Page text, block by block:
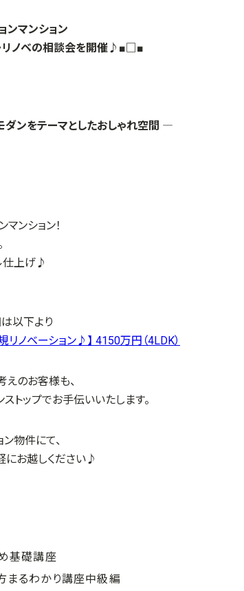
ンマンション
談会を開催♪ ■□■
ダンをテーマとしたおしゃれ空間 ―
ンション！
仕上げ♪
以下より
リノベーション♪】 4150万円（4LDK）
えのお客様も、
トップでお手伝いいたします。
物件にて、
にお越しください♪
基礎講座
まるわかり講座中級編